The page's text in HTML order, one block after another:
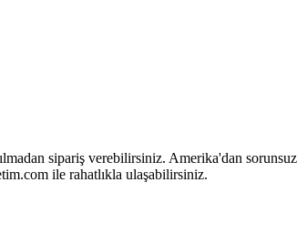
sipariş verebilirsiniz. Amerika'dan sorunsuz
ile rahatlıkla ulaşabilirsiniz.